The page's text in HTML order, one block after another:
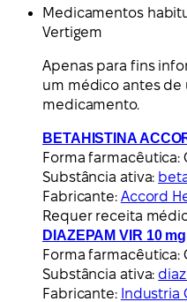
Medicamentos
Vertigem
Apenas para fins
um médico antes de
medicamento.
BETAHISTINA
Forma farmacêutica:
Substância ativa:
Fabricante: Accord
Requer receita
DIAZEPAM VIR 10
Forma farmacêutica:
Substância ativa:
Fabricante: Industria